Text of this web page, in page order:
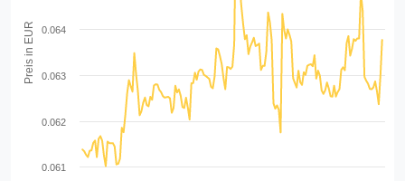
Preis in EUR
0.061
0.062
0.063
0.064